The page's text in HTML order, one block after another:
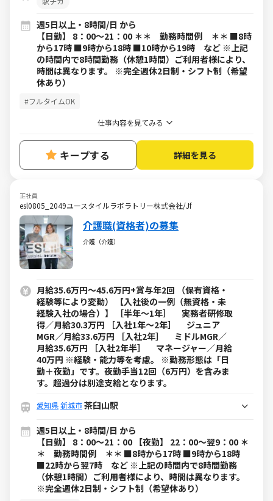
週5日以上・8時間/日 から
【日勤】 8：00～21：00 ＊＊ 勤務時間例 ＊＊ ■8時
から17時 ■9時から18時 ■10時から19時 など ※上記
の時間内で8時間勤務（休憩1時間）ご利用者様により、
時間は異なります。 ※完全週休2日制・シフト制（希望
休あり）
#フルタイムOK
仕事内容を見てみる
キープする 詳細を見る
正社員
esl0805_2049ユースタイルラボラトリー株式会社/Jf
介護職(資格者)の募集
介護（介護）
月給35.6万円～45.6万円+賞与年2回 （保有資格・
経験等により変動） 【入社後の一例（無資格・未
経験入社の場合）】 ［半年～1年］ 実務者研修取
得／月給30.3万円 ［入社1年～2年］ ジュニア
MGR／月給33.6万円 ［入社2年］ ミドルMGR／
月給35.6万円 ［入社2年半］ マネージャー／月給
40万円 ※経験・能力等を考慮。 ※勤務形態は「日
勤＋夜勤」です。夜勤手当12回（6万円）を含みま
す。超過分は別途支給となります。
愛知県新城市茶臼山駅
週5日以上・8時間/日 から
【日勤】 8：00～21：00 【夜勤】 22：00～翌9：00 ＊
＊ 勤務時間例 ＊＊ ■8時から17時 ■9時から18時
■22時から翌7時 など ※上記の時間内で8時間勤務
（休憩1時間）ご利用者様により、時間は異なります。
※完全週休2日制・シフト制（希望休あり）